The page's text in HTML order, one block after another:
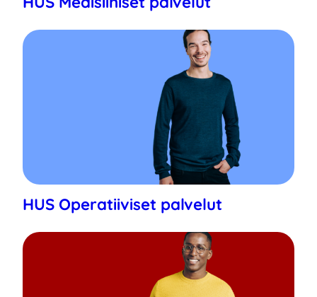
HUS Operatiiviset palvelut